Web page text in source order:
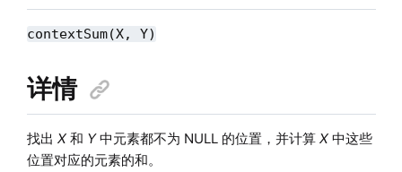
contextSum(X, Y)
详情
找出 X和 Y中元素都不为 NULL 的位置，并计算 X中这些
位置对应的元素的和。